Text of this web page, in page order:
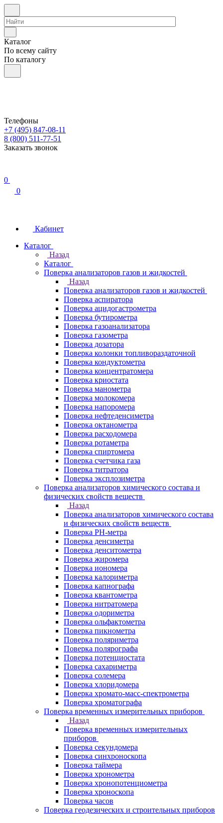
Каталог
По всему сайту
По каталогу
Телефоны
+7 (495) 847-08-11
8 (800) 511-77-51
Заказать звонок
0
0
Кабинет
Каталог
Назад
Каталог
Поверка анализаторов газов и жидкостей
Назад
Поверка анализаторов газов и жидкостей
Поверка аспиратора
Поверка ацидогастрометра
Поверка бутирометра
Поверка газоанализатора
Поверка газометра
Поверка дозатора
Поверка колонки топливораздаточной
Поверка кондуктометра
Поверка концентратомера
Поверка криостата
Поверка манометра
Поверка молокомера
Поверка напоромера
Поверка нефтеденсиметра
Поверка октанометра
Поверка расходомера
Поверка ротаметра
Поверка спиртомера
Поверка счетчика газа
Поверка титратора
Поверка эксплозиметра
Поверка анализаторов химического состава и
физических свойств веществ
Назад
Поверка анализаторов химического состава
и физических свойств веществ
Поверка PH-метра
Поверка денсиметра
Поверка денситометра
Поверка жиромера
Поверка иономера
Поверка калориметра
Поверка капнографа
Поверка квантометра
Поверка нитратомера
Поверка одориметра
Поверка ольфактометра
Поверка пикнометра
Поверка поляриметра
Поверка полярографа
Поверка потенциостата
Поверка сахариметра
Поверка солемера
Поверка хлоридомера
Поверка хромато-масс-спектрометра
Поверка хроматографа
Поверка временных измерительных приборов
Назад
Поверка временных измерительных
приборов
Поверка секундомера
Поверка синхроноскопа
Поверка таймера
Поверка хронометра
Поверка хронопотенциометра
Поверка хроноскопа
Поверка часов
Поверка геодезических и строительных приборов